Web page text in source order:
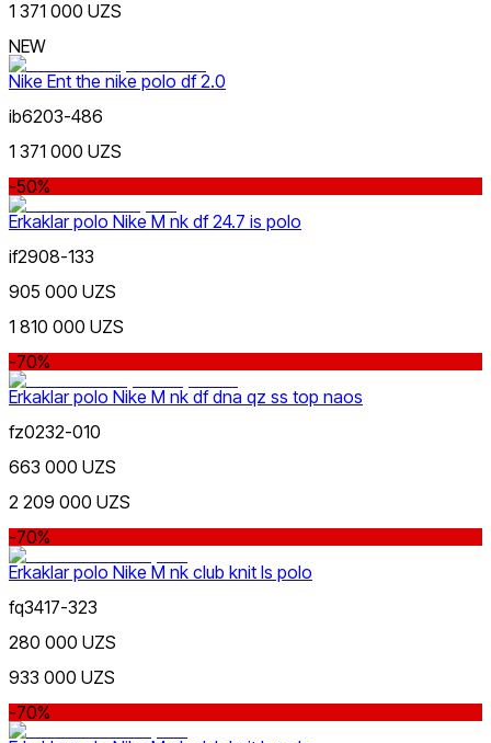
Koʻk
Yashil
Sariq
Qora
dan
Yangi mahsulotlar
Ommabop
1 371 000 UZS
NEW
Nike Ent the nike polo df 2.0
ib6203-486
1 371 000 UZS
-50%
Erkaklar polo Nike M nk df 24.7 is polo
if2908-133
905 000 UZS
1 810 000 UZS
-70%
Erkaklar polo Nike M nk df dna qz ss top naos
fz0232-010
663 000 UZS
2 209 000 UZS
-70%
Erkaklar polo Nike M nk club knit ls polo
fq3417-323
280 000 UZS
933 000 UZS
-70%